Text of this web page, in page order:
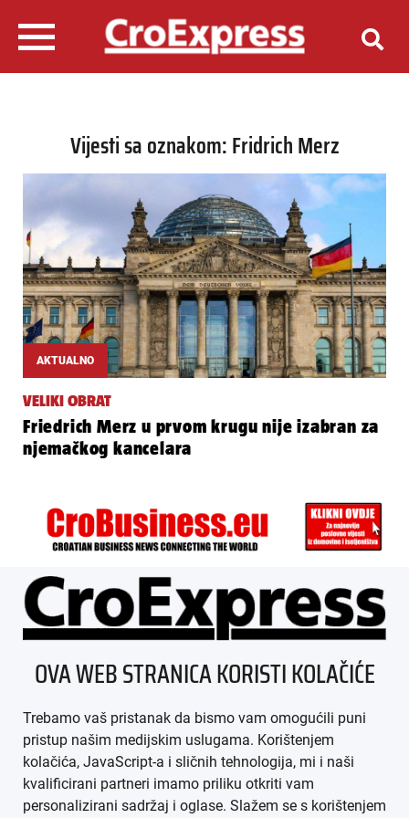
Vijesti sa oznakom: Fridrich Merz
AKTUALNO
VELIKI OBRAT
Friedrich Merz u prvom krugu nije izabran za
njemačkog kancelara
ÜBER UNS
IMPRESSUM
AGB
DATENSCHUTZ
OVA WEB STRANICA KORISTI KOLAČIĆE
Trebamo vaš pristanak da bismo vam omogućili puni
pristup našim medijskim uslugama. Korištenjem
kolačića, JavaScript-a i sličnih tehnologija, mi i naši
kvalificirani partneri imamo priliku otkriti vam
personalizirani sadržaj i oglase. Slažem se s korištenjem